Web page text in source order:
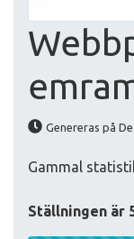
Genereras på
Gammal
Ställningen är